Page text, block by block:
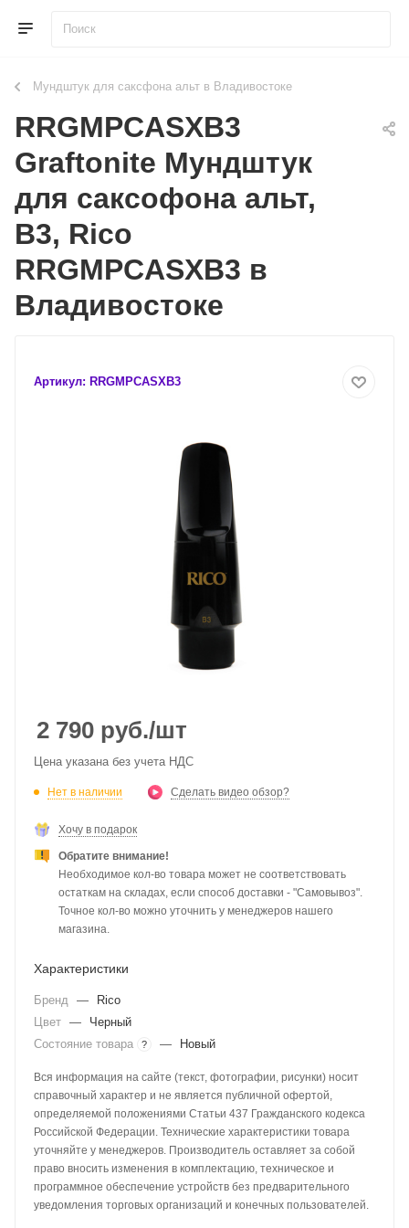
Мундштук для саксфона альт в Владивостоке
RRGMPCASXB3
Graftonite Мундштук
для саксофона альт,
B3, Rico
RRGMPCASXB3 в
Владивостоке
Артикул: RRGMPCASXB3
2 790 руб./шт
Цена указана без учета НДС
Нет в наличии Сделать видео обзор?
Хочу в подарок
Обратите внимание!
Необходимое кол-во товара может не соответствовать
остаткам на складах, если способ доставки - "Самовывоз".
Точное кол-во можно уточнить у менеджеров нашего
магазина.
Характеристики
Бренд —
Rico
Цвет —
Черный
Состояние товара
? — Новый
Вся информация на сайте (текст, фотографии, рисунки) носит
справочный характер и не является публичной офертой,
определяемой положениями Статьи 437 Гражданского кодекса
Российской Федерации. Технические характеристики товара
уточняйте у менеджеров. Производитель оставляет за собой
право вносить изменения в комплектацию, техническое и
программное обеспечение устройств без предварительного
уведомления торговых организаций и конечных пользователей.